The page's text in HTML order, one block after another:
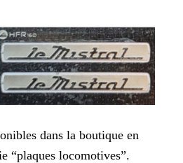
dans la boutique en
“plaques locomotives”.